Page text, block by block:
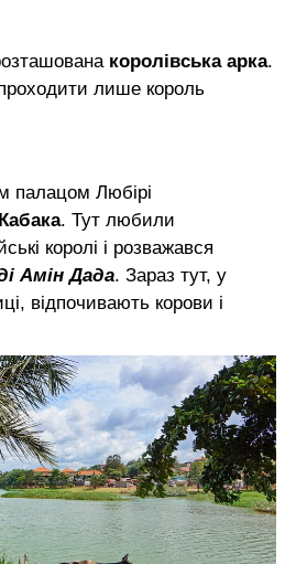
королівська арка.
лише король
палацом Любірі
. Тут любили
королі і розважався
Амін Дада. Зараз тут, у
відпочивають корови і